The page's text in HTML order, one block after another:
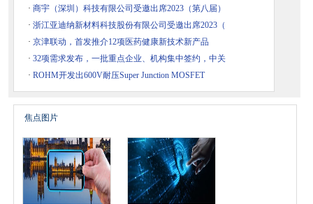
· 商宇（深圳）科技有限公司受邀出席2023（第八届）
· 浙江亚迪纳新材料科技股份有限公司受邀出席2023（
· 京津联动，首发推介12项医药健康新技术新产品
· 32项需求发布，一批重点企业、机构集中签约，中关
· ROHM开发出600V耐压Super Junction MOSFET
焦点图片